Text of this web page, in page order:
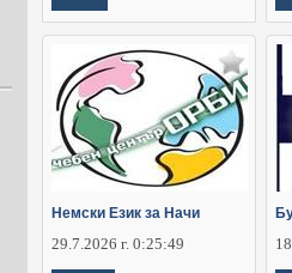
Немски Език за Начи
29.7.2026 г. 0:25:49